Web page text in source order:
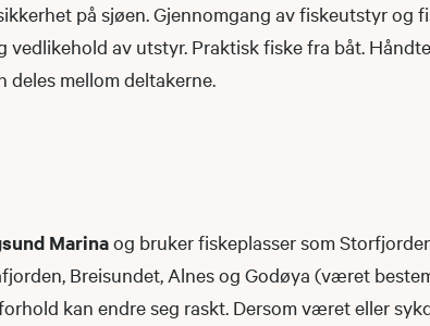
på sjøen. Gjennomgang av fiskeutstyr og
vedlikehold av utstyr. Praktisk fiske fra båt.
deles mellom deltakerne.
Marinaog bruker fiskeplasser som
Breisundet, Alnes og Godøya (været
kan endre seg raskt. Dersom været eller